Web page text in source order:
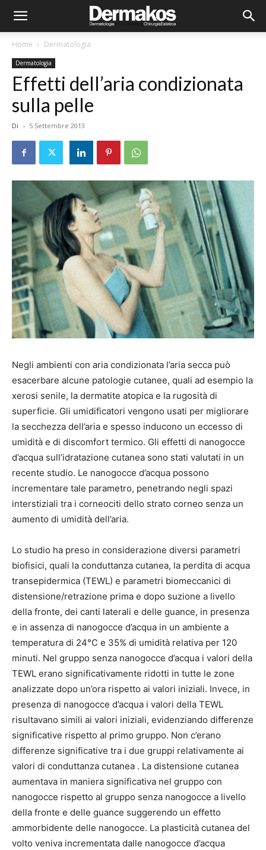
Home Dermatologia
Dermatologia
Effetti dell’aria condizionata
sulla pelle
Di - 5 Settembre 2013
Negli ambienti con aria condizionata l’aria secca può
esacerbare alcune patologie cutanee, quali ad esempio la
xerosi senile, la dermatite atopica e la rugosità di
superficie. Gli umidificatori vengono usati per migliorare
la secchezza dell’aria e spesso inducono un eccesso di
umidità e di discomfort termico. Gli effetti di nanogocce
d’acqua sull’idratazione cutanea sono stati valutati in un
recente studio. Le nanogocce d’acqua possono
incrementare tale parametro, penetrando negli spazi
interstiziali tra i corneociti dello strato corneo senza un
aumento di umidità dell’aria.
Lo studio ha preso in considerazione diversi parametri
biofisici, quali la conduttanza cutanea, la perdita di acqua
transepidermica (TEWL) e parametri biomeccanici di
distensione/retrazione prima e dopo suzione a livello
della fronte, dei canti laterali e delle guance, in presenza
e in assenza di nanogocce d’acqua in un ambiente a
temperatura di 24°C e 35% di umidità relativa per 120
minuti. Nel gruppo senza nanogocce d’acqua i valori della
TEWL erano significativamente ridotti in tutte le zone
analizzate dopo un’ora rispetto ai valori iniziali. Invece, in
presenza di nanogocce d’acqua i valori della TEWL
risultavano simili ai valori iniziali, evidenziando differenze
significative rispetto al primo gruppo. Non c’erano
differenze significative tra i due gruppi relativamente ai
valori di conduttanza cutanea . La distensione cutanea
aumentava in maniera significativa nel gruppo con
nanogocce rispetto al gruppo senza nanogocce a livello
della fronte e delle guance suggerendo un effetto
ammorbidente delle nanogocce. La plasticità cutanea del
volto veniva incrementata dalle nanogocce d’acqua